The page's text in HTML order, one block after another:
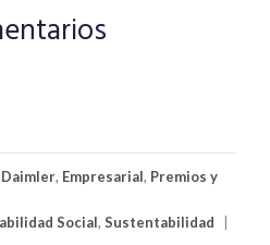
Daimler, Empresarial, Premios y
Social, Sustentabilidad